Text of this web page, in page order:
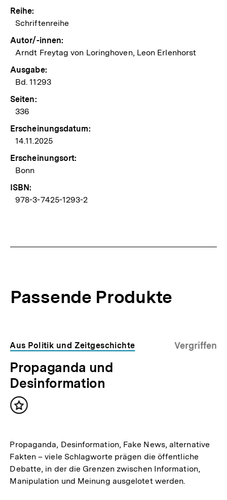
Reihe:
Schriftenreihe
Autor/-innen:
Arndt Freytag von Loringhoven, Leon Erlenhorst
Ausgabe:
Bd. 11293
Seiten:
336
Erscheinungsdatum:
14.11.2025
Erscheinungsort:
Bonn
ISBN:
978-3-7425-1293-2
Passende Produkte
Aus Politik und Zeitgeschichte Vergriffen
Propaganda und
Desinformation
Inhalt
Propaganda, Desinformation, Fake News, alternative
Fakten – viele Schlagworte prägen die öffentliche
Debatte, in der die Grenzen zwischen Information,
Manipulation und Meinung ausgelotet werden.